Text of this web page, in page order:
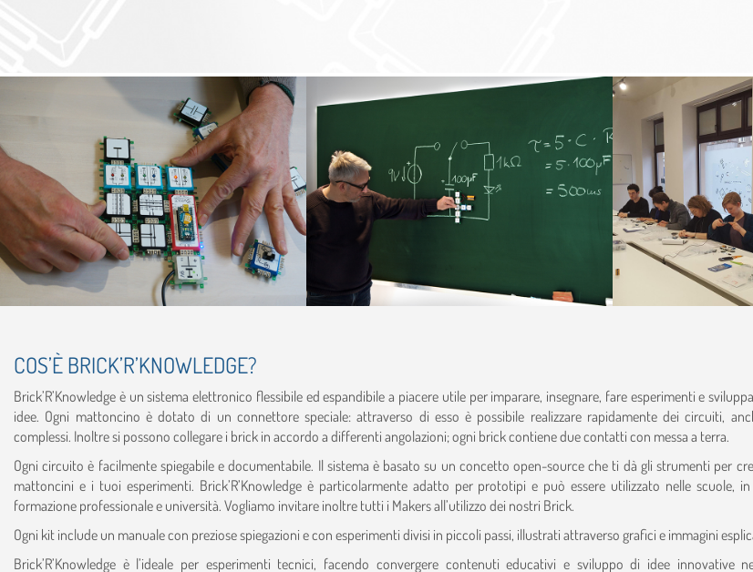
COS’È BRICK’R’KNOWLEDGE?
Brick’R’Knowledge è un sistema elettronico flessibile ed espandibile a piacere utile per imparare, insegnare, fare esperimenti e
idee. Ogni mattoncino è dotato di un connettore speciale: attraverso di esso è possibile realizzare rapidamente dei circuiti,
complessi. Inoltre si possono collegare i brick in accordo a differenti angolazioni; ogni brick contiene due contatti con messa a terra.
Ogni circuito è facilmente spiegabile e documentabile. Il sistema è basato su un concetto open-source che ti dà gli strumenti per
mattoncini e i tuoi esperimenti. Brick’R’Knowledge è particolarmente adatto per prototipi e può essere utilizzato nelle scuole,
formazione professionale e università. Vogliamo invitare inoltre tutti i Makers all’utilizzo dei nostri Brick.
Ogni kit include un manuale con preziose spiegazioni e con esperimenti divisi in piccoli passi, illustrati attraverso grafici e immagini
Brick’R’Knowledge è l’ideale per esperimenti tecnici, facendo convergere contenuti educativi e sviluppo di idee innovative